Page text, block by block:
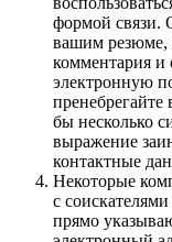
формой связи.
вашим резюме,
комментария и
электронную
пренебрегайте
бы несколько
выражение
контактные
Некоторые
с
прямо